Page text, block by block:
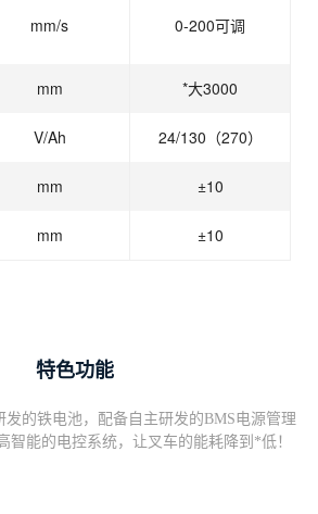
mm/s 0-200可调
mm *大3000
V/Ah 24/130（270）
mm ±10
mm ±10
特色功能
发的铁电池，配备自主研发的BMS电源管理
智能的电控系统，让叉车的能耗降到*低！